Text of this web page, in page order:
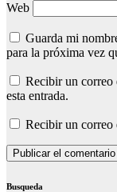
Web
Guarda mi
para la próxima vez
Recibir un correo
esta entrada.
Recibir un correo
Busqueda